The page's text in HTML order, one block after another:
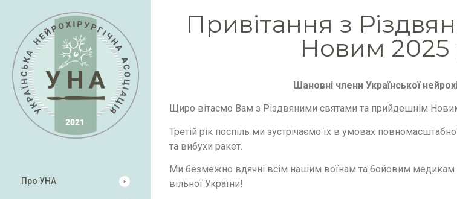
Про УНА
Привітання з
Новим 2025
Шановні члени Української
Щиро вітаємо Вам з Різдвяними святами та прийдешнім
Третій рік поспіль ми зустрічаємо їх в умовах
та вибухи ракет.
Ми безмежно вдячні всім нашим воїнам та бойовим медикам
вільної України!